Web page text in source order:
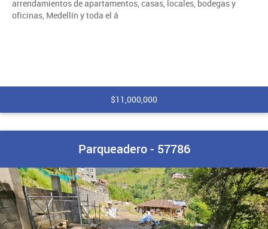
arrendamientos de apartamentos, casas, locales, bodegas y
oficinas, Medellín y toda el á
$11,000,000
Parqueadero - 57786